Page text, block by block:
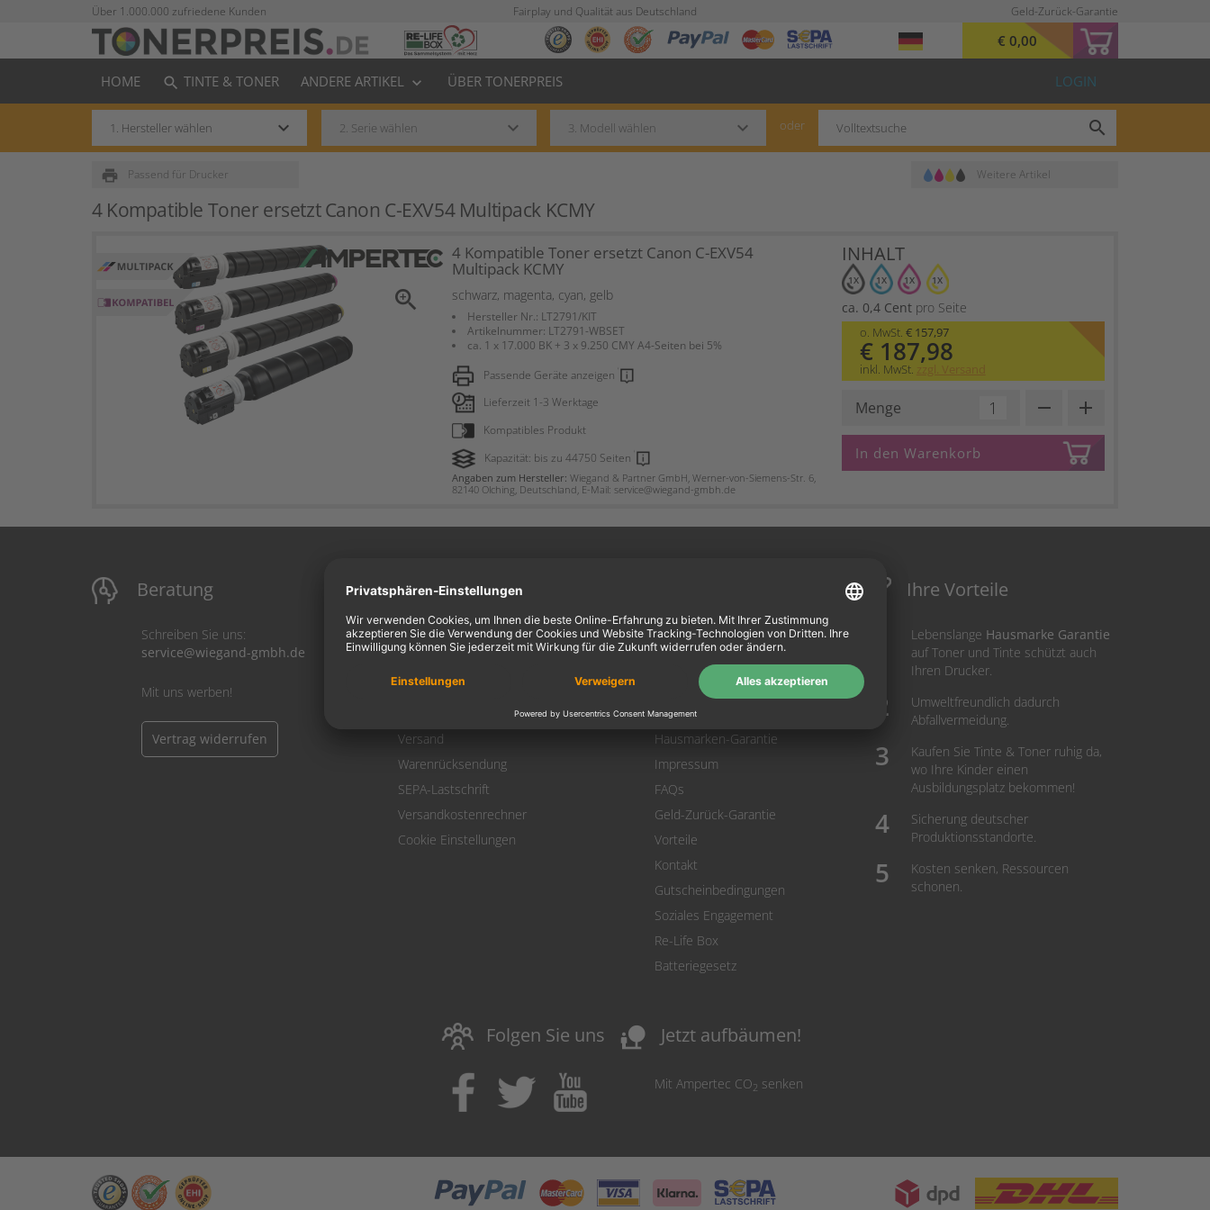
Über 1.000.000 zufriedene Kunden Fairplay und Qualität aus Deutschland Geld-Zurück-Garantie
€ 0,00
HOME search TINTE & TONER ANDERE ARTIKEL keyboard_arrow_down ÜBER TONERPREIS LOGIN
keyboard_arrow_down keyboard_arrow_down keyboard_arrow_down oder search
Passend für Drucker
print Weitere Artikel
4 Kompatible Toner ersetzt Canon C-EXV54 Multipack KCMY
zoom_in
4 Kompatible Toner ersetzt Canon C-EXV54
Multipack KCMY
schwarz, magenta, cyan, gelb
Hersteller Nr.: LT2791/KIT
Artikelnummer: LT2791-WBSET
ca. 1 x 17.000 BK + 3 x 9.250 CMY A4-Seiten bei 5%
Passende Geräte anzeigen
Lieferzeit 1-3 Werktage
Kompatibles Produkt
Kapazität: bis zu 44750 Seiten
Angaben zum Hersteller: Wiegand & Partner GmbH, Werner-von-Siemens-Str. 6,
82140 Olching, Deutschland, E-Mail: service@wiegand-gmbh.de
INHALT
1X 1X 1X 1X
ca. 0,4 Centpro Seite
o. MwSt. € 157,97
€ 187,98
inkl. MwSt. zzgl. Versand
Menge remove add
In den Warenkorb
Beratung
Schreiben Sie uns:
service@wiegand-gmbh.de
Mit uns werben!
Vertrag widerrufen
Mein Konto
Mein Konto
Warenkorb
Versand
Warenrücksendung
SEPA-Lastschrift
Versandkostenrechner
Cookie Einstellungen
Über uns
Datenschutz
Widerrufsbelehrung
Hausmarken-Garantie
Impressum
FAQs
Geld-Zurück-Garantie
Vorteile
Kontakt
Gutscheinbedingungen
Soziales Engagement
Re-Life Box
Batteriegesetz
Ihre Vorteile
Lebenslange Hausmarke Garantie
auf Toner und Tinte schützt auch
Ihren Drucker.
Umweltfreundlich dadurch
Abfallvermeidung.
Kaufen Sie Tinte & Toner ruhig da,
wo Ihre Kinder einen
Ausbildungsplatz bekommen!
Sicherung deutscher
Produktionsstandorte.
Kosten senken, Ressourcen
schonen.
Folgen Sie uns nature_people Jetzt aufbäumen!
Mit Ampertec CO2 senken